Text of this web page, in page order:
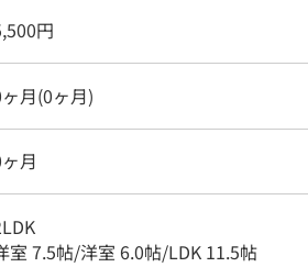
円
月(0ヶ月)
月
室 7.5帖/洋室 6.0帖/LDK 11.5帖